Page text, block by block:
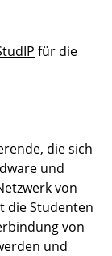
für die
die sich
und
von
die Studenten
von
und